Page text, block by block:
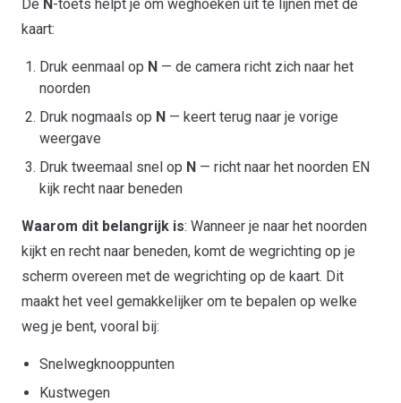
De N -toets helpt je om weghoeken uit te lijnen met de
kaart:
Druk eenmaal op N — de camera richt zich naar het
noorden
Druk nogmaals op N — keert terug naar je vorige
weergave
Druk tweemaal snel op N — richt naar het noorden EN
kijk recht naar beneden
Waarom dit belangrijk is: Wanneer je naar het noorden
kijkt en recht naar beneden, komt de wegrichting op je
scherm overeen met de wegrichting op de kaart. Dit
maakt het veel gemakkelijker om te bepalen op welke
weg je bent, vooral bij:
Snelwegknooppunten
Kustwegen